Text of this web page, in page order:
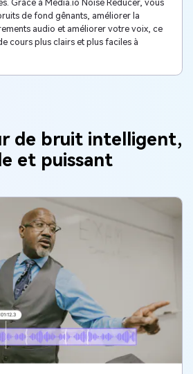
Grâce à Media.io Noise Reducer, vous
de fond gênants, améliorer la
audio et améliorer votre voix, ce
cours plus clairs et plus faciles à
de bruit intelligent,
et puissant